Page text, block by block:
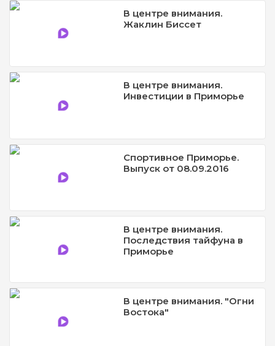
В центре внимания.
Жаклин Биссет
В центре внимания.
Инвестиции в Приморье
Спортивное Приморье.
Выпуск от 08.09.2016
В центре внимания.
Последствия тайфуна в
Приморье
В центре внимания. "Огни
Востока"